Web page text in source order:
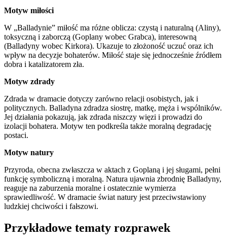
Motyw miłości
W „Balladynie” miłość ma różne oblicza: czystą i naturalną (Aliny),
toksyczną i zaborczą (Goplany wobec Grabca), interesowną
(Balladyny wobec Kirkora). Ukazuje to złożoność uczuć oraz ich
wpływ na decyzje bohaterów. Miłość staje się jednocześnie źródłem
dobra i katalizatorem zła.
Motyw zdrady
Zdrada w dramacie dotyczy zarówno relacji osobistych, jak i
politycznych. Balladyna zdradza siostrę, matkę, męża i wspólników.
Jej działania pokazują, jak zdrada niszczy więzi i prowadzi do
izolacji bohatera. Motyw ten podkreśla także moralną degradację
postaci.
Motyw natury
Przyroda, obecna zwłaszcza w aktach z Goplaną i jej sługami, pełni
funkcję symboliczną i moralną. Natura ujawnia zbrodnię Balladyny,
reaguje na zaburzenia moralne i ostatecznie wymierza
sprawiedliwość. W dramacie świat natury jest przeciwstawiony
ludzkiej chciwości i fałszowi.
Przykładowe tematy rozprawek